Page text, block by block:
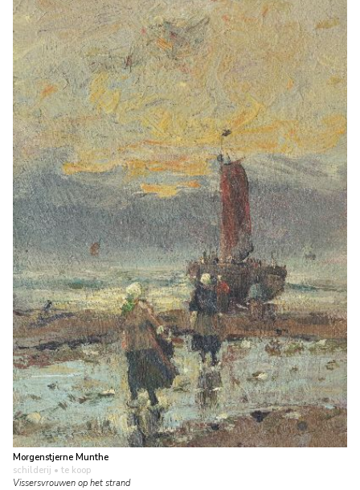
Morgenstjerne Munthe
schilderij • te koop
Vissersvrouwen op het strand